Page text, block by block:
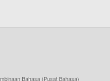
Bahasa (Pusat Bahasa)